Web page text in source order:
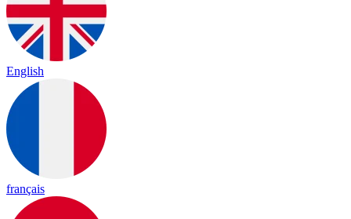
English
français